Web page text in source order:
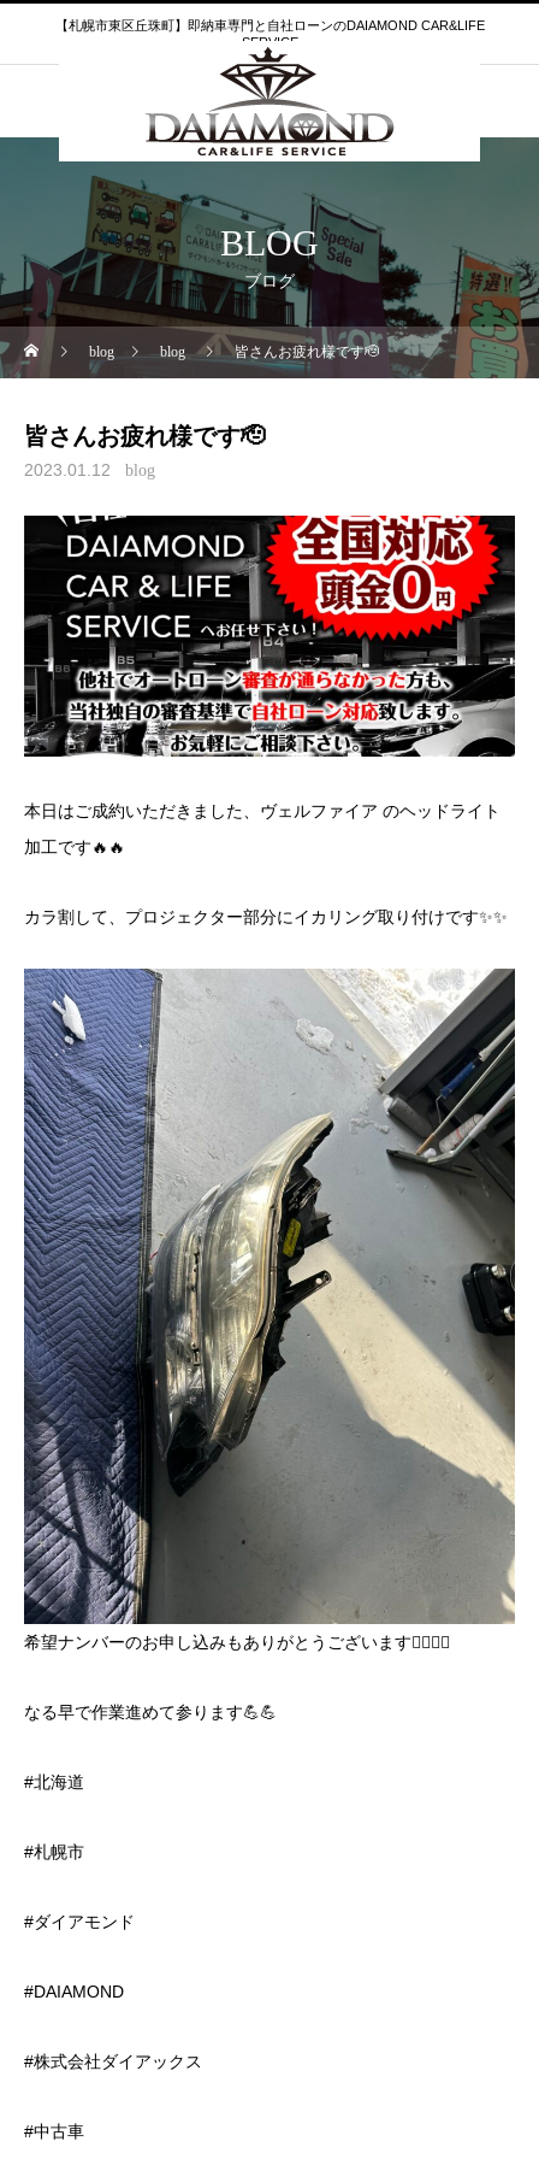
【札幌市東区丘珠町】即納車専門と自社ローンのDAIAMOND CAR&LIFE
SERVICE
BLOG
ブログ
blog blog 皆さんお疲れ様です🫡
皆さんお疲れ様です🫡
2023.01.12 blog
本日はご成約いただきました、ヴェルファイア のヘッドライト
加工です🔥🔥
カラ割して、プロジェクター部分にイカリング取り付けです✨✨
希望ナンバーのお申し込みもありがとうございます🙇‍♂️🙇‍♂️
なる早で作業進めて参ります💪💪
#北海道
#札幌市
#ダイアモンド
#DAIAMOND
#株式会社ダイアックス
#中古車